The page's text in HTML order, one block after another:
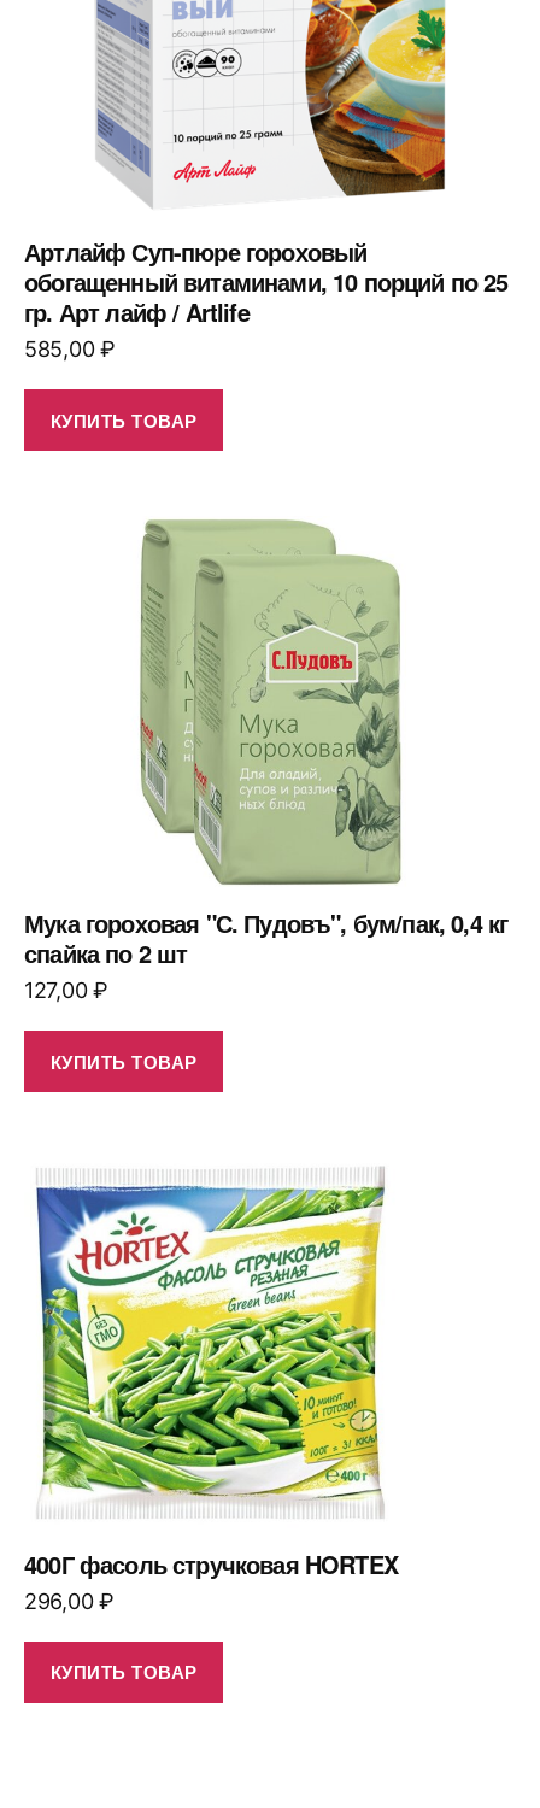
Артлайф Суп-пюре гороховый
обогащенный витаминами, 10 порций по 25
гр. Арт лайф / Artlife
585,00₽
КУПИТЬ ТОВАР
Мука гороховая "С. Пудовъ", бум/пак, 0,4 кг
спайка по 2 шт
127,00₽
КУПИТЬ ТОВАР
400Г фасоль стручковая HORTEX
296,00₽
КУПИТЬ ТОВАР